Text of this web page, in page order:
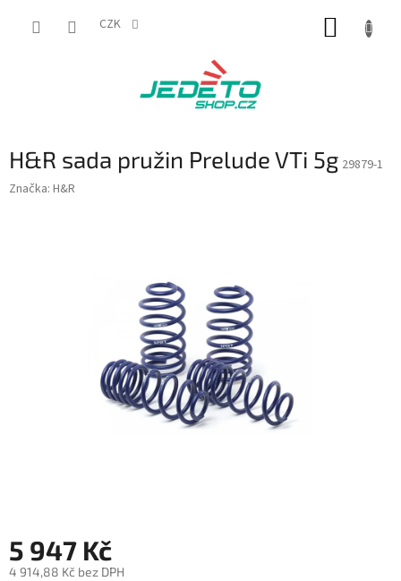
CZK
H&R sada pružin Prelude VTi 5g 29879-1
Značka: H&R
5 947 Kč
4 914,88 Kč bez DPH